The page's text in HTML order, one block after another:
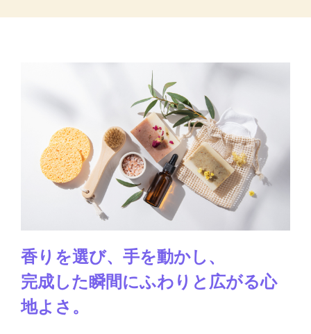
香りを選び、手を動かし、
完成した瞬間にふわりと広がる心
地よさ。